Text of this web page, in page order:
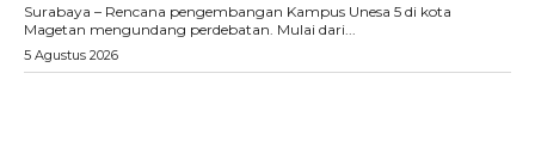
Surabaya – Rencana pengembangan Kampus Unesa 5 di kota
Magetan mengundang perdebatan. Mulai dari...
5 Agustus 2026